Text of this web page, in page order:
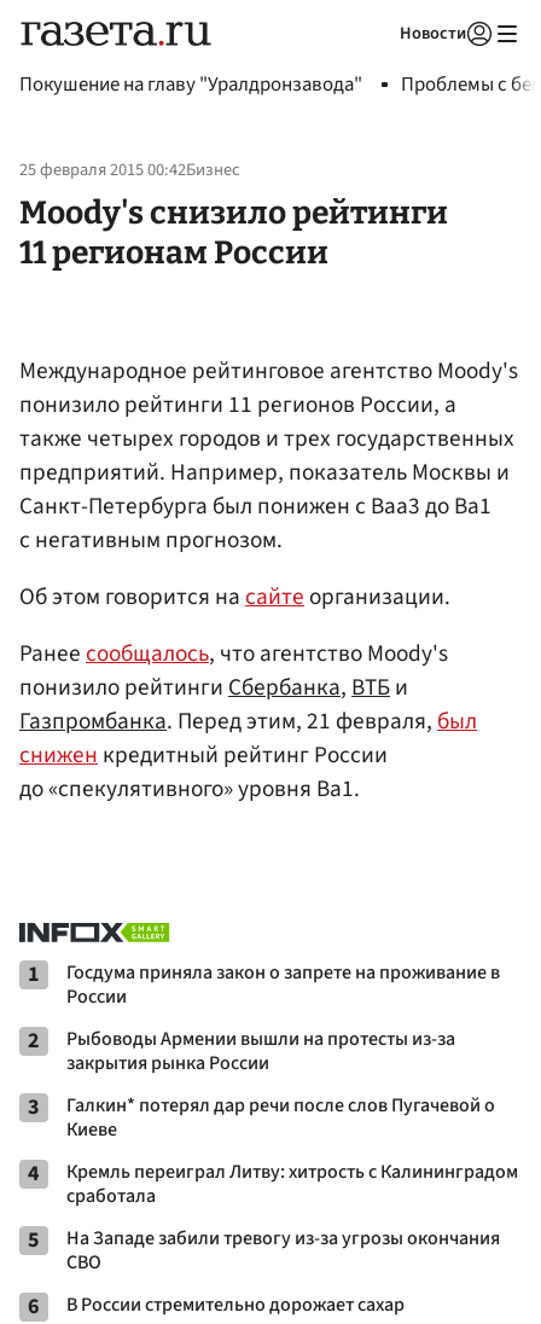
Новости
Покушение на главу "Уралдронзавода" Проблемы с
25 февраля 2015 00:42Бизнес
Moody's снизило рейтинги
11 регионам России
Международное рейтинговое агентство Moody's
понизило рейтинги 11 регионов России, а
также четырех городов и трех государственных
предприятий. Например, показатель Москвы и
Санкт-Петербурга был понижен с Baa3 до Ba1
с негативным прогнозом.
Об этом говорится насайтеорганизации.
Ранеесообщалось, что агентство Moody's
понизило рейтингиСбербанка,ВТБи
Газпромбанка. Перед этим, 21 февраля,был
сниженкредитный рейтинг России
до «спекулятивного» уровня Ba1.
1
Госдума приняла закон о запрете на проживание в
России
2
Рыбоводы Армении вышли на протесты из-за
закрытия рынка России
3
Галкин* потерял дар речи после слов Пугачевой о
Киеве
4
Кремль переиграл Литву: хитрость с Калининградом
сработала
5
На Западе забили тревогу из-за угрозы окончания
СВО
6 В России стремительно дорожает сахар